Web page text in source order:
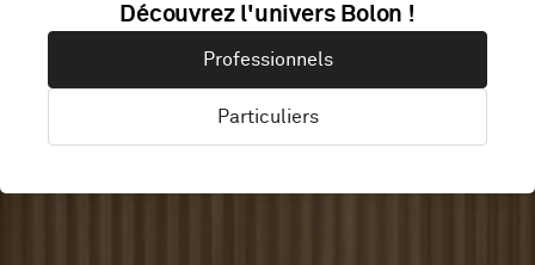
FRAMELESS
London, Royaume-Uni
Découvrez l'univers Bolon !
Professionnels
Particuliers